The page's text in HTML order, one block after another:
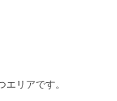
リアです。